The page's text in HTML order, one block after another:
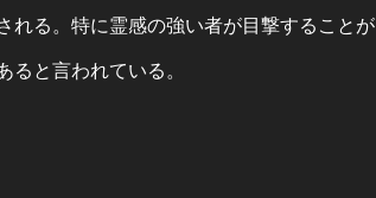
れる。特に霊感の強い者が目撃することが
ると言われている​。